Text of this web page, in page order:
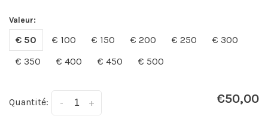
Valeur:
€ 50 € 100 € 150 € 200 € 250
€ 300
€ 350
€ 400 € 450 € 500
Quantité: +
- €50,00